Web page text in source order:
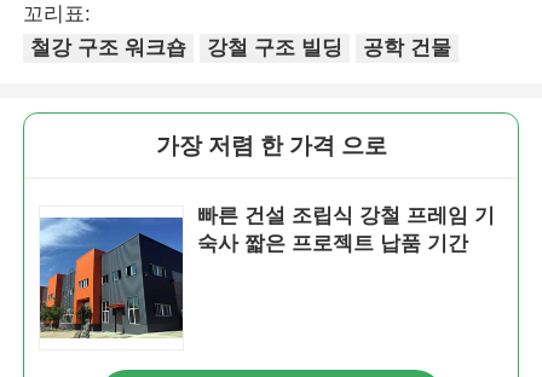
꼬리표:
철강 구조 워크숍
강철 구조 빌딩 공학 건물
가장 저렴 한 가격 으로
빠른 건설 조립식 강철 프레임 기
숙사 짧은 프로젝트 납품 기간